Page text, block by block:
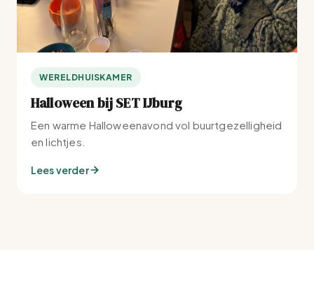
WERELDHUISKAMER
Halloween bij SET IJburg
Een warme Halloweenavond vol buurtgezelligheid
en lichtjes.
Lees verder